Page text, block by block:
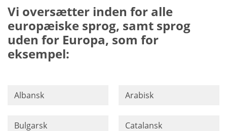
Vi oversætter inden for alle
europæiske sprog, samt sprog
uden for Europa, som for
eksempel:
Albansk Arabisk
Bulgarsk Catalansk